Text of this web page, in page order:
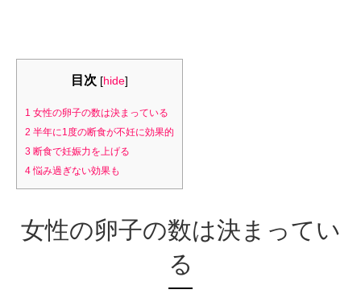
目次 [hide]
1 女性の卵子の数は決まっている
2 半年に1度の断食が不妊に効果的
3 断食で妊娠力を上げる
4悩み過ぎない効果も
女性の卵子の数は決まってい
る